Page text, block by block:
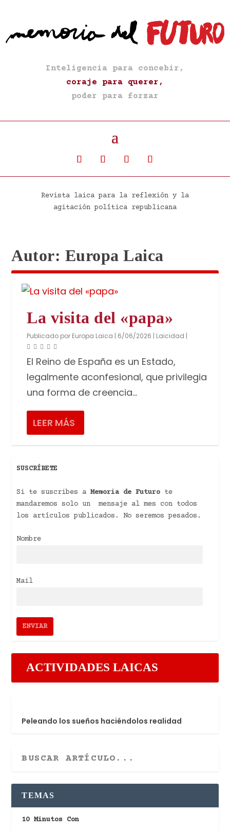
Inteligencia para concebir,
coraje para querer,
poder para forzar
Revista laica para la reflexión y la
agitación política republicana
Autor: Europa Laica
La visita del «papa»
Publicado por Europa Laica | 6/06/2026 | Laicidad |
El Reino de España es un Estado,
legalmente aconfesional, que privilegia
una forma de creencia...
LEER MÁS
SUSCRÍBETE
Si te suscribes aMemoria de Futuro te
mandaremos solo un mensaje al mes con todos
los artículos publicados. No seremos pesados.
Nombre
Mail
ACTIVIDADES LAICAS
Peleando los sueños haciéndolos realidad
TEMAS
10 Minutos Con